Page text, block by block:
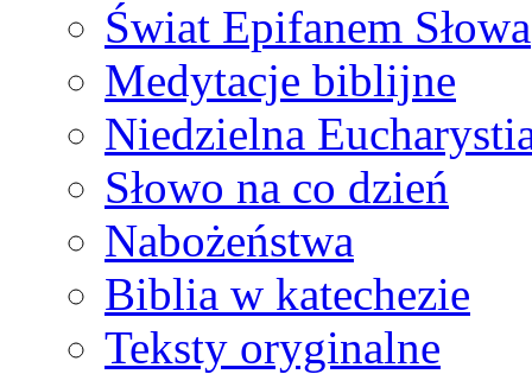
Świat Epifanem Słowa
Medytacje biblijne
Niedzielna
Słowo na co dzień
Nabożeństwa
Biblia w katechezie
Teksty oryginalne